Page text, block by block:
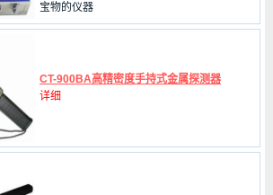
宝物的仪器
CT-900BA高精密度手持式金属探测器
详细